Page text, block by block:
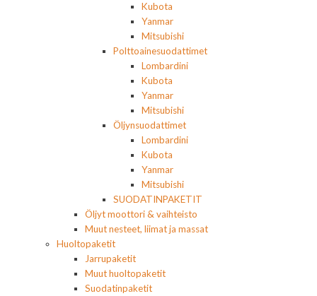
Kubota
Yanmar
Mitsubishi
Polttoainesuodattimet
Lombardini
Kubota
Yanmar
Mitsubishi
Öljynsuodattimet
Lombardini
Kubota
Yanmar
Mitsubishi
SUODATINPAKETIT
Öljyt moottori & vaihteisto
Muut nesteet, liimat ja massat
Huoltopaketit
Jarrupaketit
Muut huoltopaketit
Suodatinpaketit